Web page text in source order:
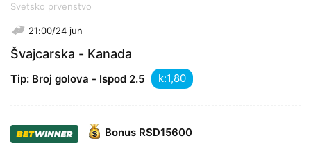
Svetsko prvenstvo
21:00/24 jun
Švajcarska - Kanada
Tip: Broj golova - Ispod 2.5 k:
Bonus RSD15600